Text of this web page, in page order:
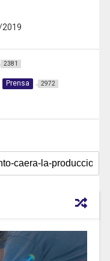
2019
2381
Prensa 2972